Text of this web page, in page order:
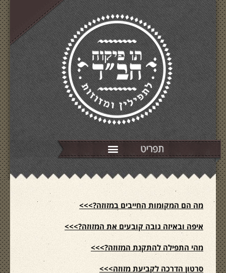
מה הם המקומות החייבים במזוזה?>>>
איפה ובאיזה גובה קובעים את המזוזה?>>>
מהי התפילה להתקנת המזוזה?>>>
סרטון הדרכה לקביעת מזוזה>>>